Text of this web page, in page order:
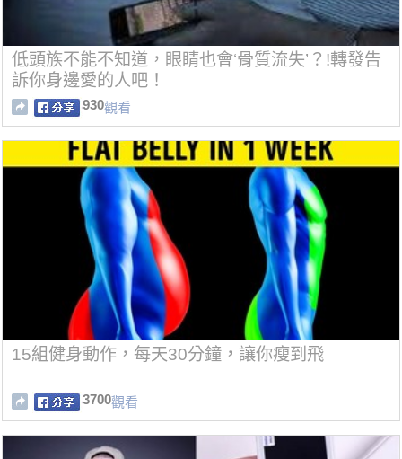
低頭族不能不知道，眼睛也會‘骨質流失’？!轉發告
訴你身邊愛的人吧！
930觀看
15組健身動作，每天30分鐘，讓你瘦到飛
3700觀看